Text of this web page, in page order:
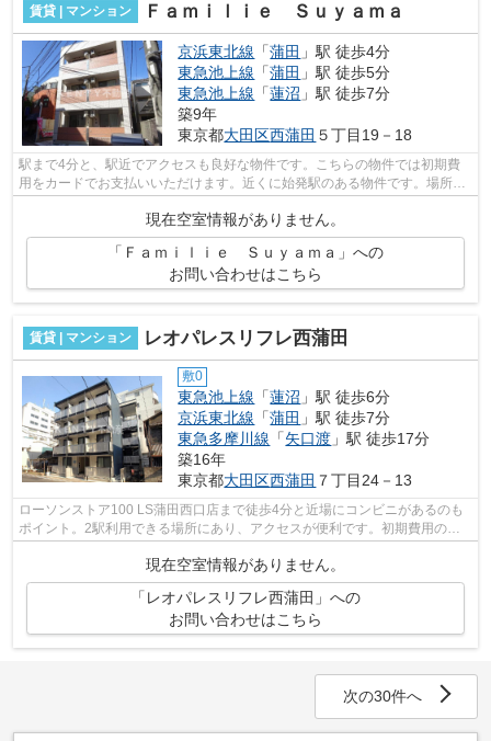
賃貸 | マンション Ｆａｍｉｌｉｅ Ｓｕｙａｍａ
京浜東北線 「蒲田 」駅 徒歩4分
東急池上線 「蒲田 」駅 徒歩5分
東急池上線 「蓮沼 」駅 徒歩7分
築9年
東京都大田区西蒲田 ５丁目19－18
駅まで4分と、駅近でアクセスも良好な物件です。こちらの物件では初期費
用をカードでお支払いいただけます。近くに始発駅のある物件です。場所が
現在空室情報がありません。
「Ｆａｍｉｌｉｅ Ｓｕｙａｍａ」への
お問い合わせはこちら
賃貸 | マンション レオパレスリフレ西蒲田
敷0
東急池上線 「蓮沼 」駅 徒歩6分
京浜東北線 「蒲田 」駅 徒歩7分
東急多摩川線 「矢口渡 」駅 徒歩17分
築16年
東京都大田区西蒲田 ７丁目24－13
ローソンストア100 LS蒲田西口店まで徒歩4分と近場にコンビニがあるのも
ポイント。2駅利用できる場所にあり、アクセスが便利です。初期費用のカ
ード決済ができます。防犯対策もバッチ...
現在空室情報がありません。
「レオパレスリフレ西蒲田」への
お問い合わせはこちら
次の30件へ